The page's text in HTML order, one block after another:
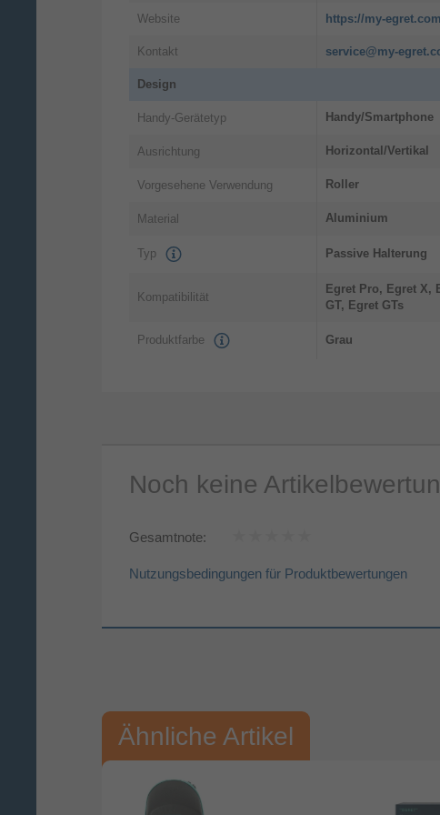
Website https://my-
Kontakt service@my-
Design
Handy-Gerätetyp Handy/Smartphone
Ausrichtung Horizontal/Vertikal
Vorgesehene Verwendung Roller
Material Aluminium
Typ Passive Halterung
Kompatibilität
Egret Pro, Egret X,
GT, Egret GTs
Produktfarbe Grau
Noch keine
Gesamtnote:
Nutzungsbedingungen für Produktbewertungen
Ihre Bewertung:
Bitte mindestens 20 Wörter eingeben
Ihr Kommentar*
Ähnliche Artikel